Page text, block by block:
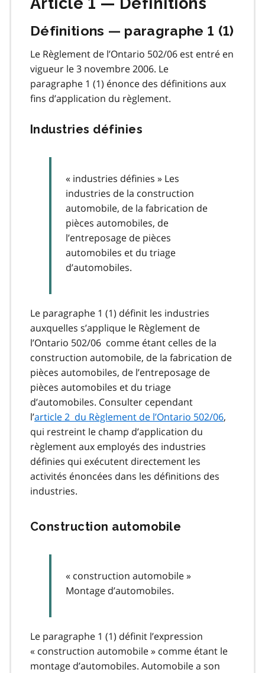
Définitions — paragraphe 1 (1)
Le Règlement de l’Ontario 502/06 est entré en
vigueur le 3 novembre 2006. Le
paragraphe 1 (1) énonce des définitions aux
fins d’application du règlement.
Industries définies
« industries définies » Les
industries de la construction
automobile, de la fabrication de
pièces automobiles, de
l’entreposage de pièces
automobiles et du triage
d’automobiles.
Le paragraphe 1 (1) définit les industries
auxquelles s’applique le Règlement de
l’Ontario 502/06 comme étant celles de la
construction automobile, de la fabrication de
pièces automobiles, de l’entreposage de
pièces automobiles et du triage
d’automobiles. Consulter cependant
l’article 2 du Règlement de l’Ontario 502/06,
qui restreint le champ d’application du
règlement aux employés des industries
définies qui exécutent directement les
activités énoncées dans les définitions des
industries.
Construction automobile
« construction automobile »
Montage d’automobiles.
Le paragraphe 1 (1) définit l’expression
« construction automobile » comme étant le
montage d’automobiles. Automobile a son